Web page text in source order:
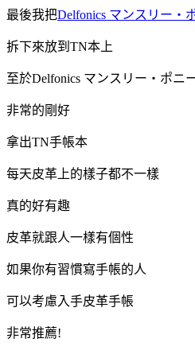
最後我把Delfonics マンスリー・
拆下來放到TN本上
至於Delfonics マンスリー・ポニ
非常的剛好
拿出TN手帳本
每天皮革上的樣子都不一樣
真的好有趣
皮革就跟人一樣有個性
如果你有習慣寫手帳的人
可以考慮入手皮革手帳
非常推薦!